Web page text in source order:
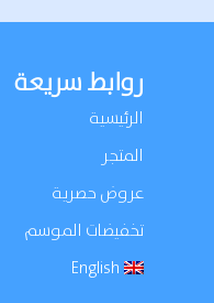
روابط سريعة
الرئيسية
المتجر
عروض حصرية
تخفيضات الموسم
English